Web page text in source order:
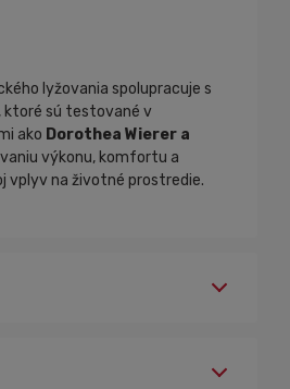
lyžovania spolupracuje s
ktoré sú testované v
ako Dorothea Wierer a
výkonu, komfortu a
vplyv na životné prostredie.